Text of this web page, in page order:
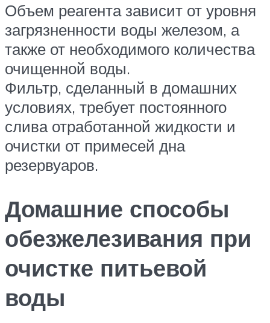
Объем реагента зависит от уровня
загрязненности воды железом, а
также от необходимого количества
очищенной воды.
Фильтр, сделанный в домашних
условиях, требует постоянного
слива отработанной жидкости и
очистки от примесей дна
резервуаров.
Домашние способы
обезжелезивания при
очистке питьевой
воды